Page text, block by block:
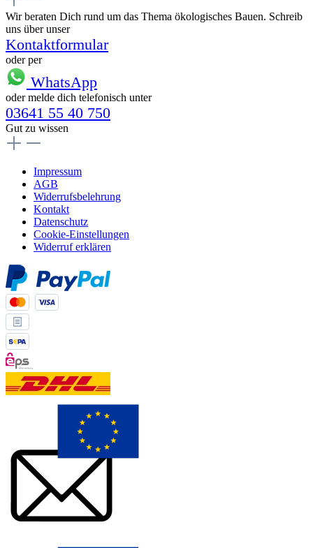
Wir beraten Dich rund um das Thema ökologisches Bauen. Schreib
uns über unser
Kontaktformular
oder per
WhatsApp
oder melde dich telefonisch unter
03641 55 40 750
Gut zu wissen
Impressum
AGB
Widerrufsbelehrung
Kontakt
Datenschutz
Cookie-Einstellungen
Widerruf erklären